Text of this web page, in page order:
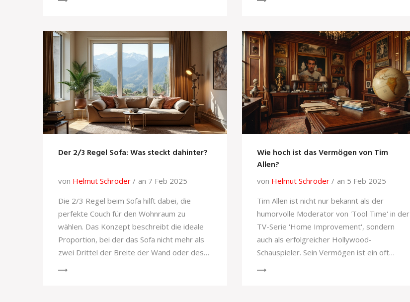
Dekorationsstücken bis hin zu heißen
Getränken – erfahren Sie, wie Sie Ihren Glas-
Couchtisch pflegen und gestalten können,
ohne seine Oberfläche zu gefährden.
Entdecken Sie zudem die Top-Empfehlungen
von Homary für stilvolle
Wohnzimmereinrichtungen.
geben wir nützliche Tipps, worauf Sie beim
Kauf achten sollten.
Der 2/3 Regel Sofa: Was steckt dahinter?
von Helmut Schröder
an 7 Feb 2025
Die 2/3 Regel beim Sofa hilft dabei, die
perfekte Couch für den Wohnraum zu
wählen. Das Konzept beschreibt die ideale
Proportion, bei der das Sofa nicht mehr als
zwei Drittel der Breite der Wand oder des
Wie hoch ist das Vermögen von Tim
Allen?
von Helmut Schröder
an 5 Feb 2025
Tim Allen ist nicht nur bekannt als der
humorvolle Moderator von 'Tool Time' in der
TV-Serie 'Home Improvement', sondern
auch als erfolgreicher Hollywood-
Schauspieler. Sein Vermögen ist ein oft